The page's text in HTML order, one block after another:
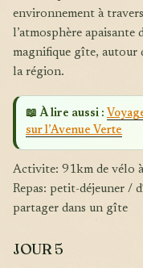
environnement à
l’atmosphère
magnifique gîte, autour
la région.
📖 À lire aussi :
sur l’Avenue Verte
Activite: 91km de vélo à assistance électrique / 4 heures |
Repas: petit-déjeuner /
partager dans un gîte
JOUR 5